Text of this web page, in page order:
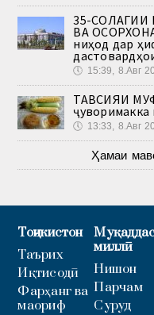
35-
ВА
ниҳод дар
🕔 15:39, 8.Авг
ТАВСИЯИ
🕔 13:33, 8.Авг
Ҳамаи
Тоҷикистон
Таърих
Иқтисодӣ
Фарҳанг ва
маориф
миллӣ
Нишон
Парчам
Суруд